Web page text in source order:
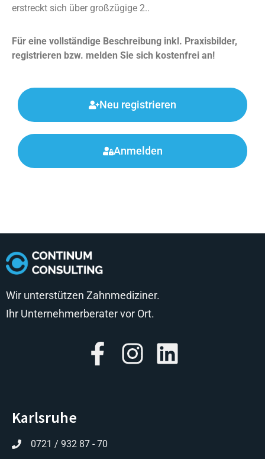
erstreckt sich über großzügige 2..
Für eine vollständige Beschreibung inkl. Praxisbilder,
registrieren bzw. melden Sie sich kostenfrei an!
Neu registrieren
Anmelden
Wir unterstützen Zahnmediziner.
Ihr Unternehmerberater vor Ort.
Karlsruhe
0721 / 932 87 - 70